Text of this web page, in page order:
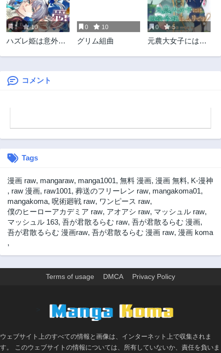
第17話
3ヶ月前
第15話
3ヶ月前
第14話
第13話 第12話
第11話
第5話
第3話
3ヶ月前
第2話
3ヶ月前
第1話
3ヶ月前
1 10
ハズレ姫は意外と
0 10
グリム組曲
0 5
元農大女子には悪
コメント
Tags
漫画 raw, mangaraw, manga1001, 無料 漫画, 漫画 無料, K-漫神
, raw 漫画, raw1001, 葬送のフリーレン raw, mangakoma01,
mangakoma, 呪術廻戦 raw, ワンピース raw,
僕のヒーローアカデミア raw, アオアシ raw, マッシュル raw,
マッシュル 163, 吾が君散るらむ raw, 吾が君散るらむ 漫画,
吾が君散るらむ 漫画raw, 吾が君散るらむ 漫画 raw, 漫画 koma
,
Terms of usage DMCA Privacy Policy
ウェブサイト上のすべての情報と画像は、インターネット上で収集されま
す。 このウェブサイトの情報については、所有していないか、責任を負いま